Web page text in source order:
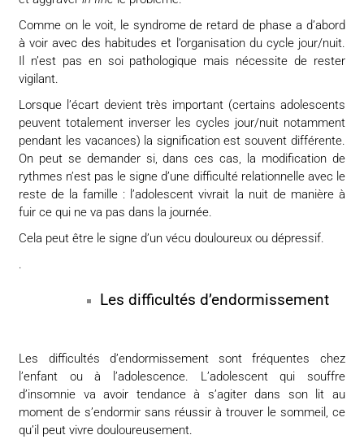
Comme on le voit, le syndrome de retard de phase a d’abord
à voir avec des habitudes et l’organisation du cycle jour/nuit.
Il n’est pas en soi pathologique mais nécessite de rester
vigilant.
Lorsque l’écart devient très important (certains adolescents
peuvent totalement inverser les cycles jour/nuit notamment
pendant les vacances) la signification est souvent différente.
On peut se demander si, dans ces cas, la modification de
rythmes n’est pas le signe d’une difficulté relationnelle avec le
reste de la famille : l’adolescent vivrait la nuit de manière à
fuir ce qui ne va pas dans la journée.
Cela peut être le signe d’un vécu douloureux ou dépressif.
.
Les difficultés d’endormissement
Les difficultés d’endormissement sont fréquentes chez
l’enfant ou à l’adolescence. L’adolescent qui souffre
d’insomnie va avoir tendance à s’agiter dans son lit au
moment de s’endormir sans réussir à trouver le sommeil, ce
qu’il peut vivre douloureusement.